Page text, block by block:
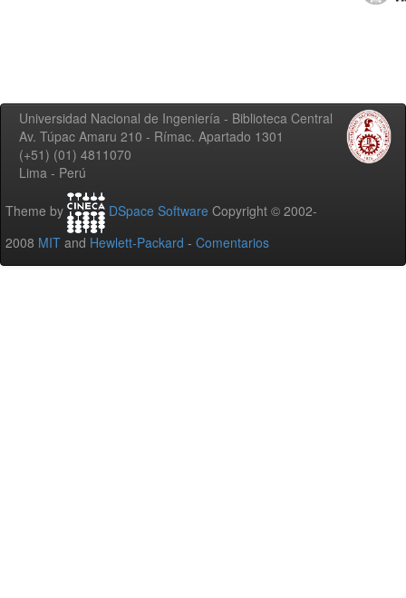
Universidad Nacional de Ingeniería - Biblioteca Central
Av. Túpac Amaru 210 - Rímac. Apartado 1301
(+51) (01) 4811070
Lima - Perú
Theme by DSpace Software Copyright © 2002-
2008 MIT and Hewlett-Packard - Comentarios